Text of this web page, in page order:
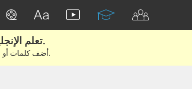
تعلم الإنجليزية الحقيقية من الأفلام والكتب.
أضف كلمات أو عبارات للتعلم والتدريب مع متعلمين آخرين.